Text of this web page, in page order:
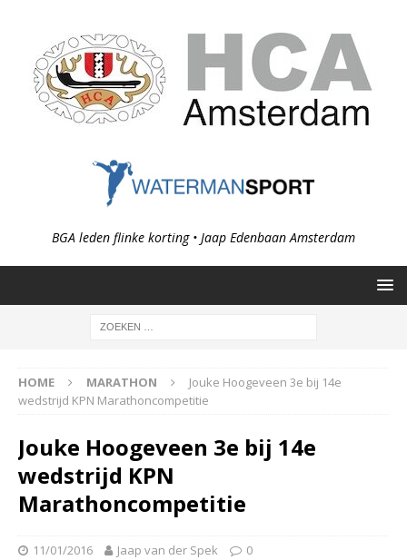
BGA leden flinke korting • Jaap Edenbaan Amsterdam
HOME MARATHON
Jouke Hoogeveen 3e bij 14e
wedstrijd KPN Marathoncompetitie
Jouke Hoogeveen 3e bij 14e
wedstrijd KPN
Marathoncompetitie
11/01/2016 Jaap van der Spek 0